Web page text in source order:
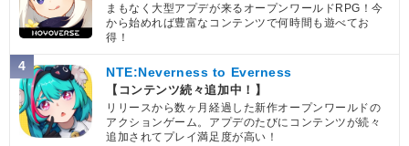
まもなく大型アプデが来るオープンワールドRPG！今
から始めれば豊富なコンテンツで何時間も遊べてお
得！
4 NTE:Neverness to Everness
【コンテンツ続々追加中！】
リリースから数ヶ月経過した新作オープンワールドの
アクションゲーム。アプデのたびにコンテンツが続々
追加されてプレイ満足度が高い！